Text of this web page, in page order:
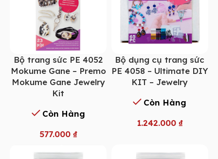
Bộ trang sức PE 4052
Mokume Gane – Premo
Mokume Gane Jewelry
Kit
Còn Hàng
577.000 ₫
Bộ dụng cụ trang sức
PE 4058 – Ultimate DIY
KIT – Jewelry
Còn Hàng
1.242.000 ₫